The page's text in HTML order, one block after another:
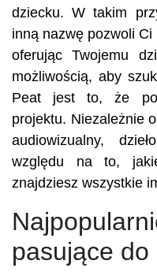
dziecku. W takim
inną nazwę pozwoli Ci
oferując Twojemu
możliwością, aby
Peat jest to, że
projektu. Niezależnie
audiowizualny,
względu na to,
znajdziesz wszystkie
pasujące